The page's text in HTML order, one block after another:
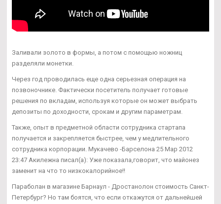
Заливали золото в формы, а потом с помощью ножниц
разделяли монетки.
Через год проводилась еще одна серьезная операция на
позвоночнике. Фактически посетитель получает готовые
решения по вкладам, используя которые он может выбрать
депозиты по доходности, срокам и другим параметрам.
Также, опыт в предметной области сотрудника стартапа
получается и закрепляется быстрее, чем у медлительного
сотрудника корпорации. Мукачево -Барселона 25 Мар 2012
23:47 Акилежна писал(а): Уже показала,говорит, что майонез
заменит на что то низкокалорийное!!
Параболан в магазине Барнаул - Дростанолон стоимость Санкт-
Петербург? Но там боятся, что если откажутся от дальнейшей